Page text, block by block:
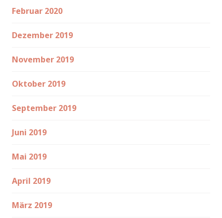
Februar 2020
Dezember 2019
November 2019
Oktober 2019
September 2019
Juni 2019
Mai 2019
April 2019
März 2019